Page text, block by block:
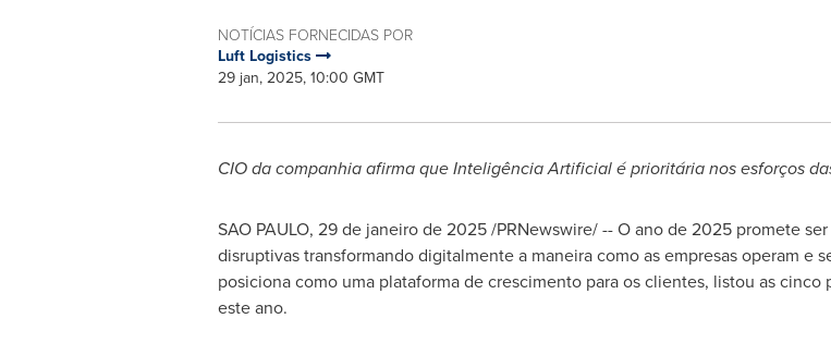
NOTÍCIAS FORNECIDAS POR
Luft Logistics
29 jan, 2025, 10:00 GMT
CIO da companhia afirma que Inteligência Artificial é prioritária nos esforços
SAO PAULO, 29 de janeiro de 2025/PRNewswire/ -- O ano de 2025 promete
disruptivas transformando digitalmente a maneira como as empresas operam e
posiciona como uma plataforma de crescimento para os clientes, listou as
este ano.